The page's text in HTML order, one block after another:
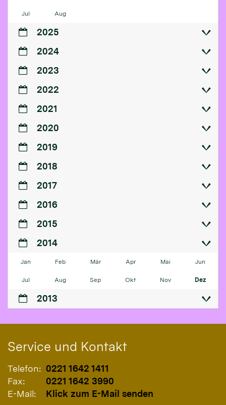
Jul Aug
2025
2024
2023
2022
2021
2020
2019
2018
2017
2016
2015
2014
Jan Feb Mär Apr Mai Jun
Jul Aug Sep Okt Nov Dez
2013
Service und Kontakt
Telefon: 0221 1642 1411
Fax:
0221 1642 3990
E-Mail:
Klick zum E-Mail senden